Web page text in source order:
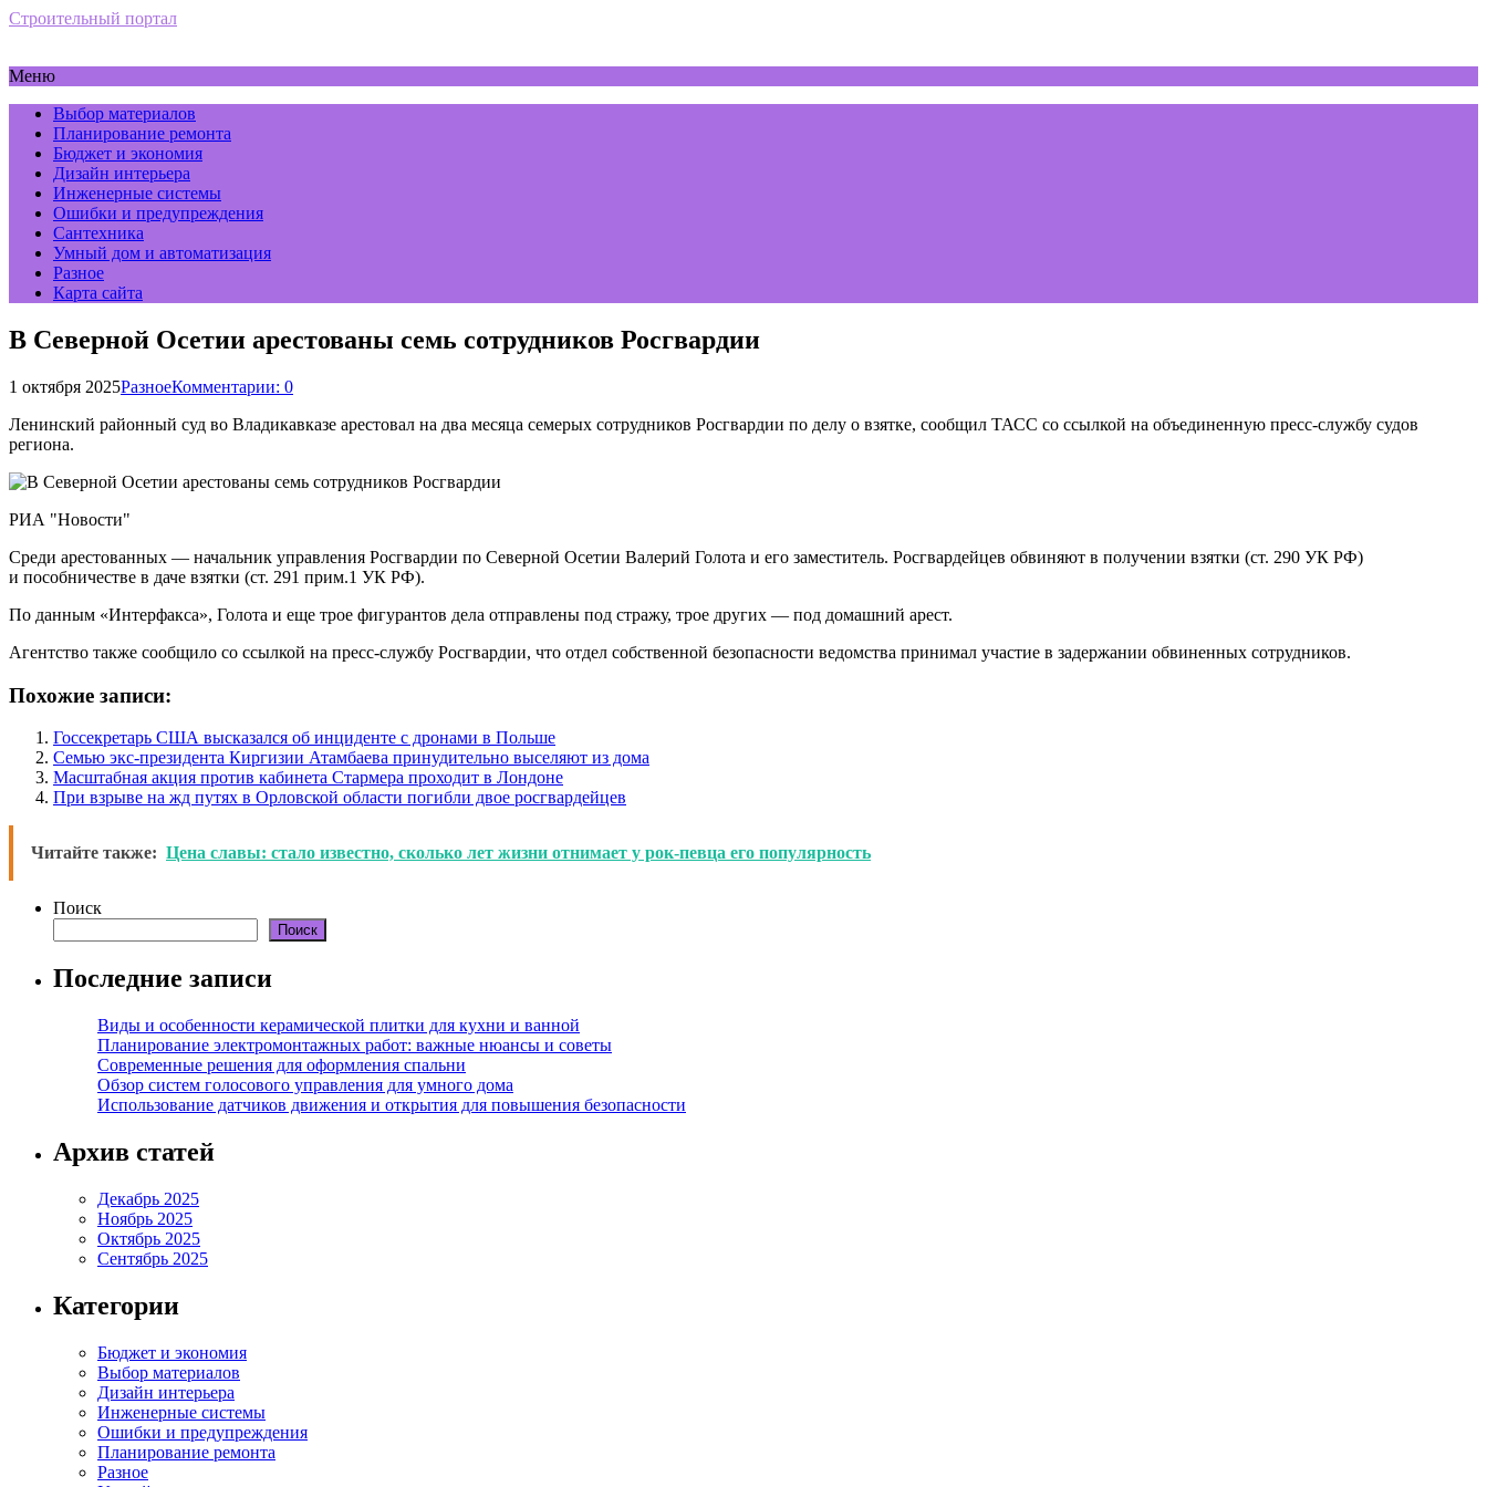
Строительный портал
Меню
Выбор материалов
Планирование ремонта
Бюджет и экономия
Дизайн интерьера
Инженерные системы
Ошибки и предупреждения
Сантехника
Умный дом и автоматизация
Разное
Карта сайта
В Северной Осетии арестованы семь сотрудников Росгвардии
1 октября 2025РазноеКомментарии: 0
Ленинский районный суд во Владикавказе арестовал на два месяца семерых сотрудников Росгвардии по делу о взятке, сообщил ТАСС со ссылкой на объединенную пресс-службу судов
региона.
РИА "Новости"
Среди арестованных — начальник управления Росгвардии по Северной Осетии Валерий Голота и его заместитель. Росгвардейцев обвиняют в получении взятки (ст. 290 УК РФ)
и пособничестве в даче взятки (ст. 291 прим.1 УК РФ).
По данным «Интерфакса», Голота и еще трое фигурантов дела отправлены под стражу, трое других — под домашний арест.
Агентство также сообщило со ссылкой на пресс-службу Росгвардии, что отдел собственной безопасности ведомства принимал участие в задержании обвиненных сотрудников.
Похожие записи:
Госсекретарь США высказался об инциденте с дронами в Польше
Семью экс-президента Киргизии Атамбаева принудительно выселяют из дома
Масштабная акция против кабинета Стармера проходит в Лондоне
При взрыве на жд путях в Орловской области погибли двое росгвардейцев
Читайте также: Цена славы: стало известно, сколько лет жизни отнимает у рок-певца его популярность
Поиск
Поиск
Последние записи
Виды и особенности керамической плитки для кухни и ванной
Планирование электромонтажных работ: важные нюансы и советы
Современные решения для оформления спальни
Обзор систем голосового управления для умного дома
Использование датчиков движения и открытия для повышения безопасности
Архив статей
Декабрь 2025
Ноябрь 2025
Октябрь 2025
Сентябрь 2025
Категории
Бюджет и экономия
Выбор материалов
Дизайн интерьера
Инженерные системы
Ошибки и предупреждения
Планирование ремонта
Разное